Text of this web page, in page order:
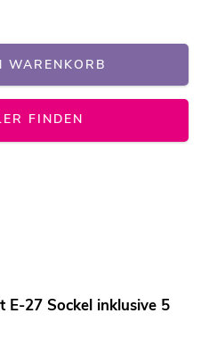
WARENKORB
FINDEN
E-27 Sockel inklusive 5